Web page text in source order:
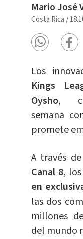
Mario José
Costa Rica /
Los
Kings
Oysho,
semana
promete
A través
Canal 8,
en
las dos
millones
del mundo